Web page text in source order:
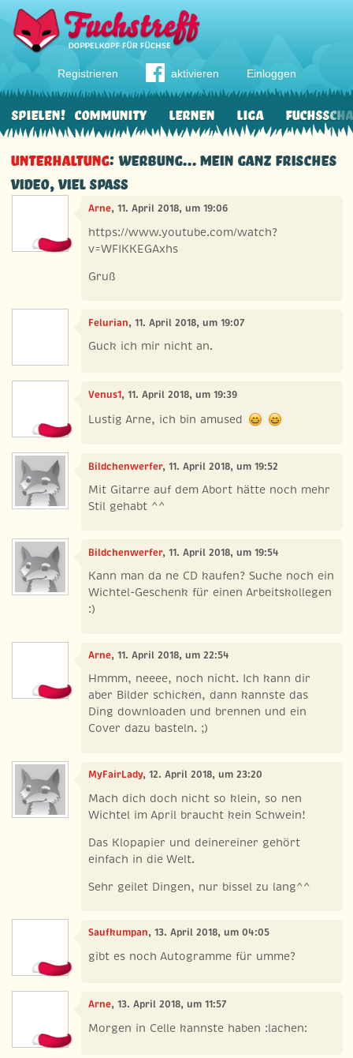
Registrieren aktivieren Einloggen
Community Lernen Liga
Spielen!
Unterhaltung: Werbung... Mein ganz frisches
Video, viel Spaß
Arne, 11. April 2018, um 19:06
https://www.youtube.com/watch?
v=WFIKKEGAxhs
Gruß
Felurian, 11. April 2018, um 19:07
Guck ich mir nicht an.
Venus1, 11. April 2018, um 19:39
Lustig Arne, ich bin amused
Bildchenwerfer, 11. April 2018, um 19:52
Mit Gitarre auf dem Abort hätte noch mehr
Stil gehabt ^^
Bildchenwerfer, 11. April 2018, um 19:54
Kann man da ne CD kaufen? Suche noch ein
Wichtel-Geschenk für einen Arbeitskollegen
:)
Arne, 11. April 2018, um 22:54
Hmmm, neeee, noch nicht. Ich kann dir
aber Bilder schicken, dann kannste das
Ding downloaden und brennen und ein
Cover dazu basteln. ;)
MyFairLady, 12. April 2018, um 23:20
Mach dich doch nicht so klein, so nen
Wichtel im April braucht kein Schwein!
Das Klopapier und deinereiner gehört
einfach in die Welt.
Sehr geilet Dingen, nur bissel zu lang^^
Saufkumpan, 13. April 2018, um 04:05
gibt es noch Autogramme für umme?
Arne, 13. April 2018, um 11:57
Morgen in Celle kannste haben :lachen: